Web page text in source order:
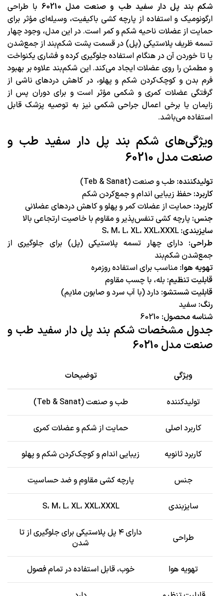
شکم بند پل دار سفید طب و صنعت مدل 60210
با طراحی
ارگونومیک و استفاده از پارچه کشی باکیفیت، وسیله‌ای مؤثر برای
حمایت از عضلات ناحیه شکم و کمر است. در این مدل، وجود چهار
تسمه ظریف پلاستیکی (پل) در قسمت پشت شکم‌بند از جمع‌شدن
یا تا خوردن آن در هنگام استفاده جلوگیری کرده و فشاری یکنواخت
و مطمئن را روی عضلات ایجاد می‌کند. این شکم‌بند علاوه بر بهبود
فرم بدن و کوچک‌کردن شکم و پهلو، در کاهش دردهای ناشی از
گرفتگی عضلات کمری و شکمی مؤثر است و برای دوران پس از
زایمان یا برخی اعمال جراحی شکمی نیز به توصیه پزشک قابل
استفاده می‌باشد.
ویژگی‌های شکم بند پل دار سفید طب و
صنعت مدل 60210
تولیدکننده: طب و صنعت (Teb & Sanat)
کاربرد: حفظ زیبایی اندام و جمع‌کردن شکم
کاربرد: حمایت از عضلات کمر و پهلو و کاهش دردهای عضلانی
جنس: پارچه کشی تنفس‌پذیر و مقاوم با خاصیت ارتجاعی بالا
سایزبندی:
طراحی: دارای چهار تسمه پلاستیکی (پل) برای جلوگیری از
جمع‌شدن شکم‌بند
تهویه هوا: مناسب برای استفاده روزمره
قابلیت تنظیم: بله، با چسب مقاوم
قابلیت شستشو: دارد (با آب سرد و صابون ملایم)
رنگ: سفید
شناسه محصول:
جدول مشخصات شکم بند پل دار سفید طب و
صنعت مدل 60210
ویژگی توضیحات
تولیدکننده طب و صنعت (Teb & Sanat)
کاربرد اصلی حمایت از شکم و عضلات کمری
کاربرد ثانویه زیبایی اندام و کوچک‌کردن شکم و پهلو
جنس پارچه کشی مقاوم و ضد حساسیت
سایزبندی S، M، L، XL، XXL،XXXL
طراحی
دارای ۴ پل پلاستیکی برای جلوگیری از تا
شدن
تهویه هوا خوب، قابل استفاده در تمام فصول